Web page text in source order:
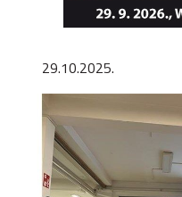
29.10.2025.